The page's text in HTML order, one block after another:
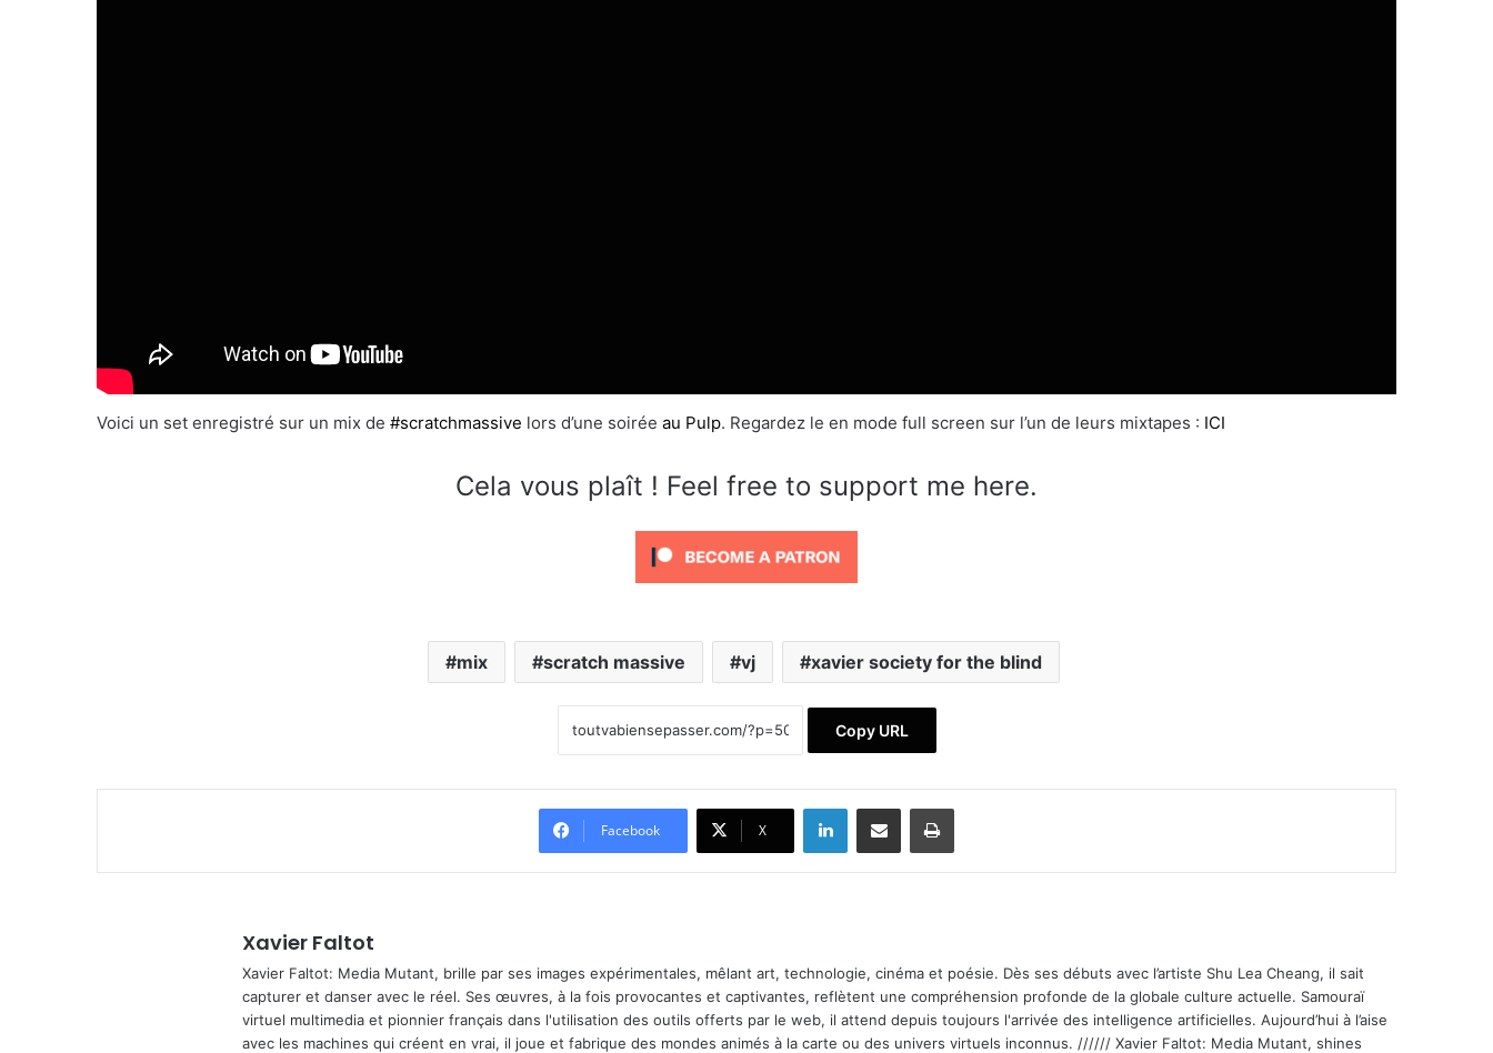
Voici un set enregistré sur un mix de #scratchmassive lors d’une soirée au Pulp. Regardez le en mode full screen sur l’un de leurs mixtapes : ICI
Cela vous plaît ! Feel free to support me here.
mix scratch massive vj xavier society for the blind
Copy URL
Facebook X
LinkedinPartager par email Imprimer
Xavier Faltot
Xavier Faltot: Media Mutant, brille par ses images expérimentales, mêlant art, technologie, cinéma et poésie. Dès ses débuts avec l’artiste Shu Lea Cheang, il sait
capturer et danser avec le réel. Ses œuvres, à la fois provocantes et captivantes, reflètent une compréhension profonde de la globale culture actuelle. Samouraï
virtuel multimedia et pionnier français dans l'utilisation des outils offerts par le web, il attend depuis toujours l'arrivée des intelligence artificielles. Aujourd’hui à l’aise
avec les machines qui créent en vrai, il joue et fabrique des mondes animés à la carte ou des univers virtuels inconnus. ////// Xavier Faltot: Media Mutant, shines